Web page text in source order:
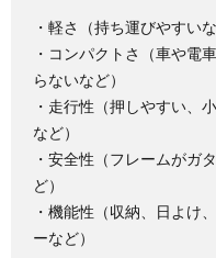
・軽さ（持ち運びやすいな
・コンパクトさ（車や電
らないなど）
・走行性（押しやすい、
など）
・安全性（フレームがガ
ど）
・機能性（収納、日よけ
ーなど）